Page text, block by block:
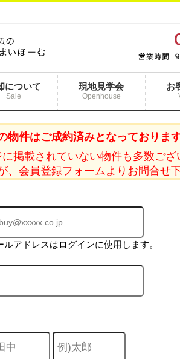
について
Sale
現地見学会
Openhouse
お
物件はご成約済みとなっております
掲載されていない物件も多数ござ
、会員登録フォームよりお問合せ下
アドレスはログインに使用します。